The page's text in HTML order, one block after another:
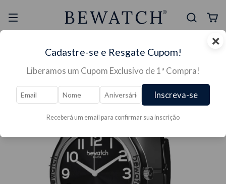
Mais Segura Lojas Físicas
×
Cadastre-se e Resgate Cupom!
Liberamos um Cupom Exclusivo de 1ª Compra!
Inscreva-se
Receberá um email para confirmar sua inscrição